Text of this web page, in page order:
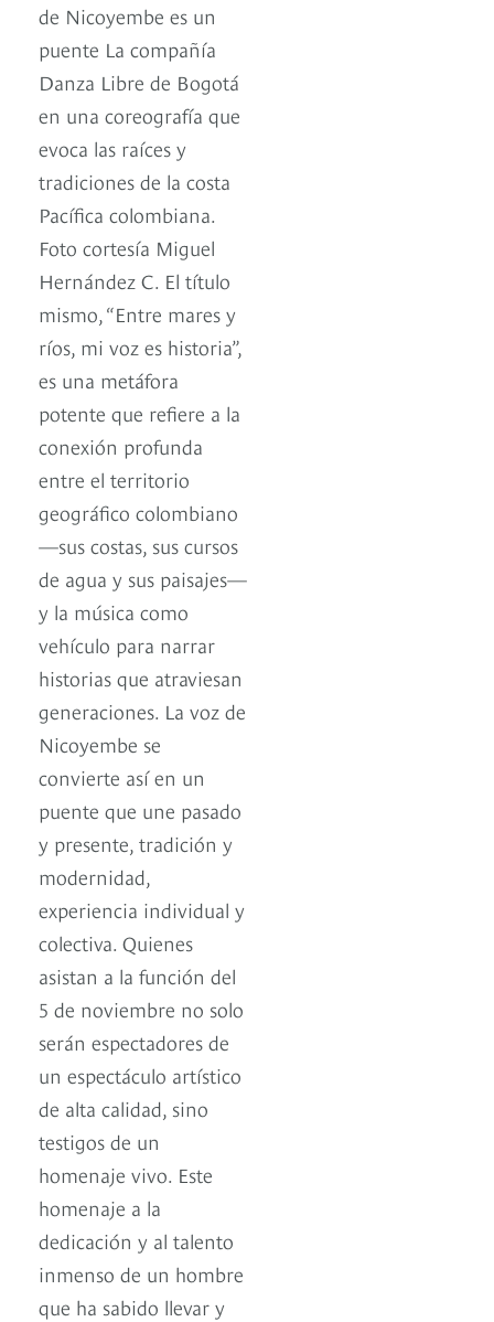
de Nicoyembe es un
puente La compañía
Danza Libre de Bogotá
en una coreografía que
evoca las raíces y
tradiciones de la costa
Pacífica colombiana.
Foto cortesía Miguel
Hernández C. El título
mismo, “Entre mares y
ríos, mi voz es historia”,
es una metáfora
potente que refiere a la
conexión profunda
entre el territorio
geográfico colombiano
—sus costas, sus cursos
de agua y sus paisajes—
y la música como
vehículo para narrar
historias que atraviesan
generaciones. La voz de
Nicoyembe se
convierte así en un
puente que une pasado
y presente, tradición y
modernidad,
experiencia individual y
colectiva. Quienes
asistan a la función del
5 de noviembre no solo
serán espectadores de
un espectáculo artístico
de alta calidad, sino
testigos de un
homenaje vivo. Este
homenaje a la
dedicación y al talento
inmenso de un hombre
que ha sabido llevar y